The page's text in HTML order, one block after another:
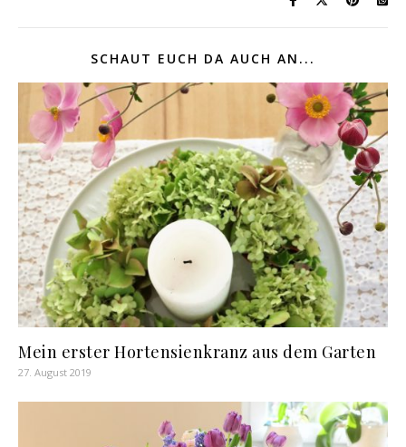
SCHAUT EUCH DA AUCH AN...
Mein erster Hortensienkranz aus dem Garten
27. August 2019